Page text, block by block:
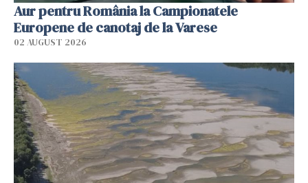
Aur pentru România la Campionatele
Europene de canotaj de la Varese
02 AUGUST 2026